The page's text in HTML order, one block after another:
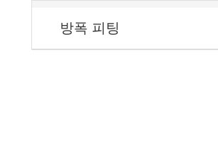
방폭 피팅